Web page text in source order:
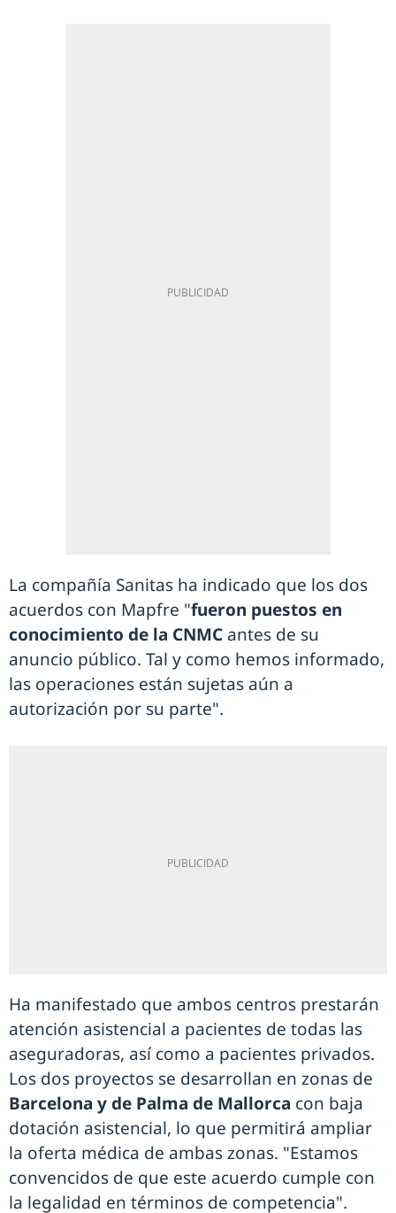
La compañía Sanitas ha indicado que los dos
acuerdos con Mapfre "fueron puestos en
conocimiento de la CNMC antes de su
anuncio público. Tal y como hemos informado,
las operaciones están sujetas aún a
autorización por su parte".
Ha manifestado que ambos centros prestarán
atención asistencial a pacientes de todas las
aseguradoras, así como a pacientes privados.
Los dos proyectos se desarrollan en zonas de
Barcelona y de Palma de Mallorca con baja
dotación asistencial, lo que permitirá ampliar
la oferta médica de ambas zonas. "Estamos
convencidos de que este acuerdo cumple con
la legalidad en términos de competencia".